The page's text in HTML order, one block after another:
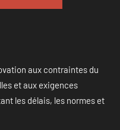
aux contraintes du
et aux exigences
les délais, les normes et